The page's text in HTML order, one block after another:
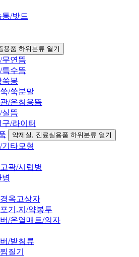
/밧드
용품 하위분류 열기
무연뜸
특수뜸
쑥봉
/쑥분말
/온침용뜸
실뜸
/라이터
약제실, 진료실용품 하위분류 열기
타모형
곽/시럽병
옥고상자
기.지/약봉투
/온열매트/의자
/받침류
질기